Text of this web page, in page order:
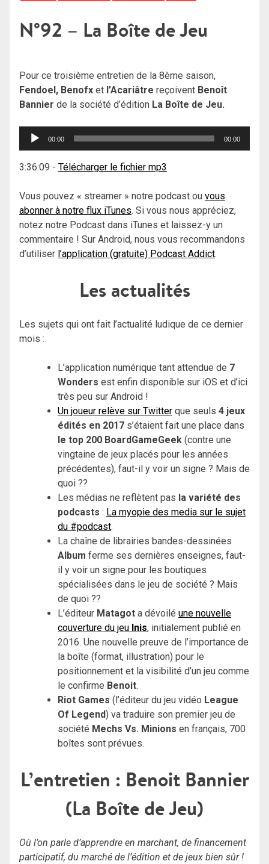
N°92 – La Boîte de Jeu
Pour ce troisième entretien de la 8ème saison,
Fendoel, Benofx et l’Acariâtre reçoivent Benoît
Bannier de la société d’édition La Boîte de Jeu.
Lecteur
00:00 00:00
3:36:09 - Télécharger le fichier mp3
Vous pouvez « streamer » notre podcast ou vous
abonner à notre flux iTunes. Si vous nous appréciez,
notez notre Podcast dans iTunes et laissez-y un
commentaire ! Sur Android, nous vous recommandons
d’utiliser l’application (gratuite) Podcast Addict.
Les actualités
Les sujets qui ont fait l’actualité ludique de ce dernier
mois :
L’application numérique tant attendue de 7
Wonders est enfin disponible sur iOS et d’ici
très peu sur Android !
Un joueur relève sur Twitter que seuls 4 jeux
édités en 2017 s’étaient fait une place dans
le top 200 BoardGameGeek (contre une
vingtaine de jeux placés pour les années
précédentes), faut-il y voir un signe ? Mais de
quoi ??
Les médias ne reflètent pas la variété des
podcasts : La myopie des media sur le sujet
du #podcast.
La chaîne de librairies bandes-dessinées
Album ferme ses dernières enseignes, faut-
il y voir un signe pour les boutiques
spécialisées dans le jeu de société ? Mais
de quoi ??
L’éditeur Matagot a dévoilé une nouvelle
couverture du jeu Inis, initialement publié en
2016. Une nouvelle preuve de l’importance de
la boîte (format, illustration) pour le
positionnement et la visibilité d’un jeu comme
le confirme Benoit.
Riot Games (l’éditeur du jeu vidéo League
Of Legend) va traduire son premier jeu de
société Mechs Vs. Minions en français, 700
boîtes sont prévues.
L’entretien : Benoit Bannier
(La Boîte de Jeu)
Où l’on parle d’apprendre en marchant, de financement
participatif, du marché de l’édition et de jeux bien sûr !